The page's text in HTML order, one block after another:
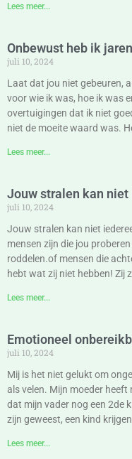
Lees meer...
Onbewust heb ik
juli 10, 2024
Laat dat jou niet gebeuren,
voor wie ik was, hoe ik was
overtuigingen dat ik niet
niet de moeite waard was.
Lees meer...
Jouw stralen kan niet
juli 10, 2024
Jouw stralen kan niet
mensen zijn die jou
roddelen.of mensen die
hebt wat zij niet hebben! Zij
Lees meer...
Emotioneel
juli 10, 2024
Mij is het niet gelukt om
als velen. Mijn moeder heeft
dat mijn vader nog een 2de
zijn geweest, een kind
Lees meer...